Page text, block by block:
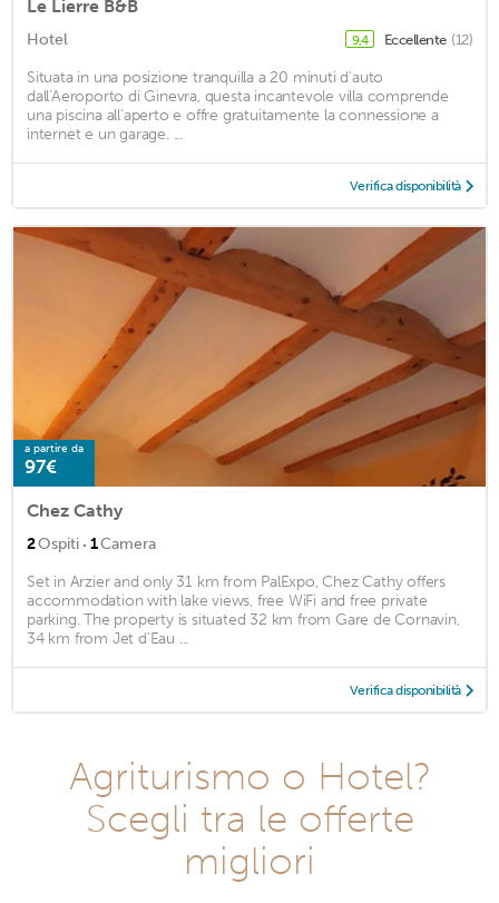
Le Lierre B&B
Hotel 9,4 Eccellente (12)
Situata in una posizione tranquilla a 20 minuti d'auto
dall'Aeroporto di Ginevra, questa incantevole villa comprende
una piscina all'aperto e offre gratuitamente la connessione a
internet e un garage. ...
Verifica disponibilità
a partire da
97€
Chez Cathy
2Ospiti · 1Camera
Set in Arzier and only 31 km from PalExpo, Chez Cathy offers
accommodation with lake views, free WiFi and free private
parking. The property is situated 32 km from Gare de Cornavin,
34 km from Jet d'Eau ...
Verifica disponibilità
Agriturismo o Hotel?
Scegli tra le offerte
migliori